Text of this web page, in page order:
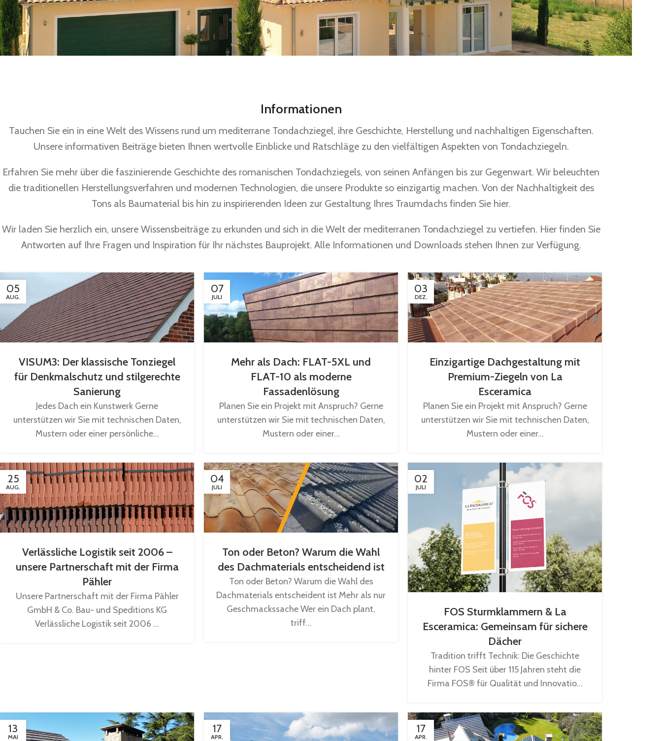
Informationen
Tauchen Sie ein in eine Welt des Wissens rund um mediterrane Tondachziegel, ihre Geschichte, Herstellung und nachhaltigen Eigenschaften.
Unsere informativen Beiträge bieten Ihnen wertvolle Einblicke und Ratschläge zu den vielfältigen Aspekten von Tondachziegeln.
Erfahren Sie mehr über die faszinierende Geschichte des romanischen Tondachziegels, von seinen Anfängen bis zur Gegenwart. Wir beleuchten
die traditionellen Herstellungsverfahren und modernen Technologien, die unsere Produkte so einzigartig machen. Von der Nachhaltigkeit des
Tons als Baumaterial bis hin zu inspirierenden Ideen zur Gestaltung Ihres Traumdachs finden Sie hier.
Wir laden Sie herzlich ein, unsere Wissensbeiträge zu erkunden und sich in die Welt der mediterranen Tondachziegel zu vertiefen. Hier finden Sie
Antworten auf Ihre Fragen und Inspiration für Ihr nächstes Bauprojekt. Alle Informationen und Downloads stehen Ihnen zur Verfügung.
05
AUG.
VISUM3: Der klassische Tonziegel
für Denkmalschutz und stilgerechte
Sanierung
Jedes Dach ein Kunstwerk Gerne
unterstützen wir Sie mit technischen Daten,
Mustern oder einer persönliche...
07
JULI
Mehr als Dach: FLAT-5XL und
FLAT-10 als moderne
Fassadenlösung
Planen Sie ein Projekt mit Anspruch? Gerne
unterstützen wir Sie mit technischen Daten,
Mustern oder einer...
03
DEZ.
Einzigartige Dachgestaltung mit
Premium-Ziegeln von La
Esceramica
Planen Sie ein Projekt mit Anspruch? Gerne
unterstützen wir Sie mit technischen Daten,
Mustern oder einer...
25
AUG.
Verlässliche Logistik seit 2006 –
unsere Partnerschaft mit der Firma
Pähler
Unsere Partnerschaft mit der Firma Pähler
GmbH & Co. Bau- und Speditions KG
Verlässliche Logistik seit 2006 ...
04
JULI
Ton oder Beton? Warum die Wahl
des Dachmaterials entscheidend ist
Ton oder Beton? Warum die Wahl des
Dachmaterials entscheident ist Mehr als nur
Geschmackssache Wer ein Dach plant,
triff...
02
JULI
FOS Sturmklammern & La
Esceramica: Gemeinsam für sichere
Dächer
Tradition trifft Technik: Die Geschichte
hinter FOS Seit über 115 Jahren steht die
Firma FOS® für Qualität und Innovatio...
13
MAI
17
APR.
17
APR.